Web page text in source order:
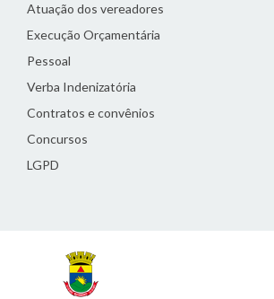
Atuação dos vereadores
Execução Orçamentária
Pessoal
Verba Indenizatória
Contratos e convênios
Concursos
LGPD